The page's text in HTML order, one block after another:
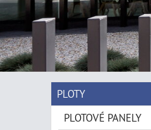
PLOTY
PLOTOVÉ PANELY